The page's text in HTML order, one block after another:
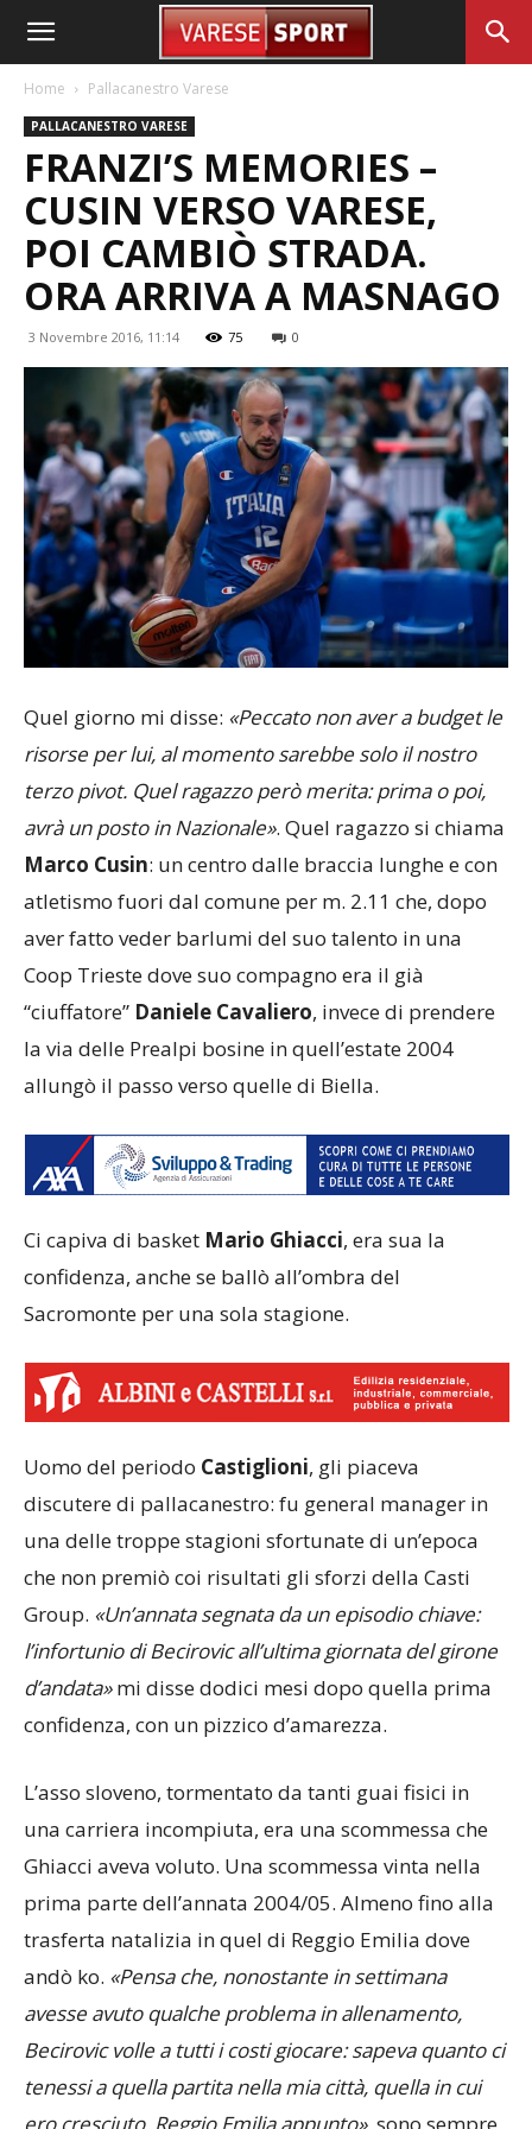
Home Pallacanestro Varese
PALLACANESTRO VARESE
FRANZI’S MEMORIES –
CUSIN VERSO VARESE,
POI CAMBIÒ STRADA.
ORA ARRIVA A MASNAGO
3 Novembre 2016, 11:14 75 0
Quel giorno mi disse: «Peccato non aver a budget le
risorse per lui, al momento sarebbe solo il nostro
terzo pivot. Quel ragazzo però merita: prima o poi,
avrà un posto in Nazionale». Quel ragazzo si chiama
Marco Cusin: un centro dalle braccia lunghe e con
atletismo fuori dal comune per m. 2.11 che, dopo
aver fatto veder barlumi del suo talento in una
Coop Trieste dove suo compagno era il già
“ciuffatore” Daniele Cavaliero, invece di prendere
la via delle Prealpi bosine in quell’estate 2004
allungò il passo verso quelle di Biella.
Ci capiva di basket Mario Ghiacci, era sua la
confidenza, anche se ballò all’ombra del
Sacromonte per una sola stagione.
Uomo del periodo Castiglioni, gli piaceva
discutere di pallacanestro: fu general manager in
una delle troppe stagioni sfortunate di un’epoca
che non premiò coi risultati gli sforzi della Casti
Group. «Un’annata segnata da un episodio chiave:
l’infortunio di Becirovic all’ultima giornata del girone
d’andata»mi disse dodici mesi dopo quella prima
confidenza, con un pizzico d’amarezza.
L’asso sloveno, tormentato da tanti guai fisici in
una carriera incompiuta, era una scommessa che
Ghiacci aveva voluto. Una scommessa vinta nella
prima parte dell’annata 2004/05. Almeno fino alla
trasferta natalizia in quel di Reggio Emilia dove
andò ko. «Pensa che, nonostante in settimana
avesse avuto qualche problema in allenamento,
Becirovic volle a tutti i costi giocare: sapeva quanto ci
tenessi a quella partita nella mia città, quella in cui